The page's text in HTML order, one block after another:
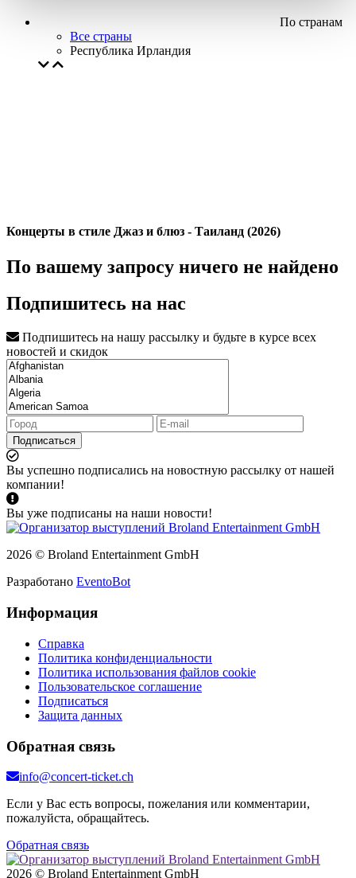
По странам
Все страны
Республика Ирландия
Концерты в стиле Джаз и блюз - Таиланд (2026)
По вашему запросу ничего не найдено
Подпишитесь на нас
Подпишитесь на нашу рассылку и будьте в курсе всех
новостей и скидок
Подписаться
Вы успешно подписались на новостную рассылку от нашей
компании!
Вы уже подписаны на наши новости!
2026 © Broland Entertainment GmbH
Разработано EventoBot
Информация
Справка
Политика конфиденциальности
Политика использования файлов cookie
Пользовательское соглашение
Подписаться
Защита данных
Обратная связь
info@concert-ticket.ch
Если у Вас есть вопросы, пожелания или комментарии,
пожалуйста, обращайтесь.
Обратная связь
2026 © Broland Entertainment GmbH